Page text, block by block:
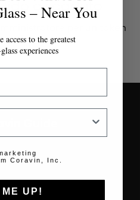
o scaduto
per un token
Guide
– Near You
to the greatest
experiences
Coravin, Inc.
UP!